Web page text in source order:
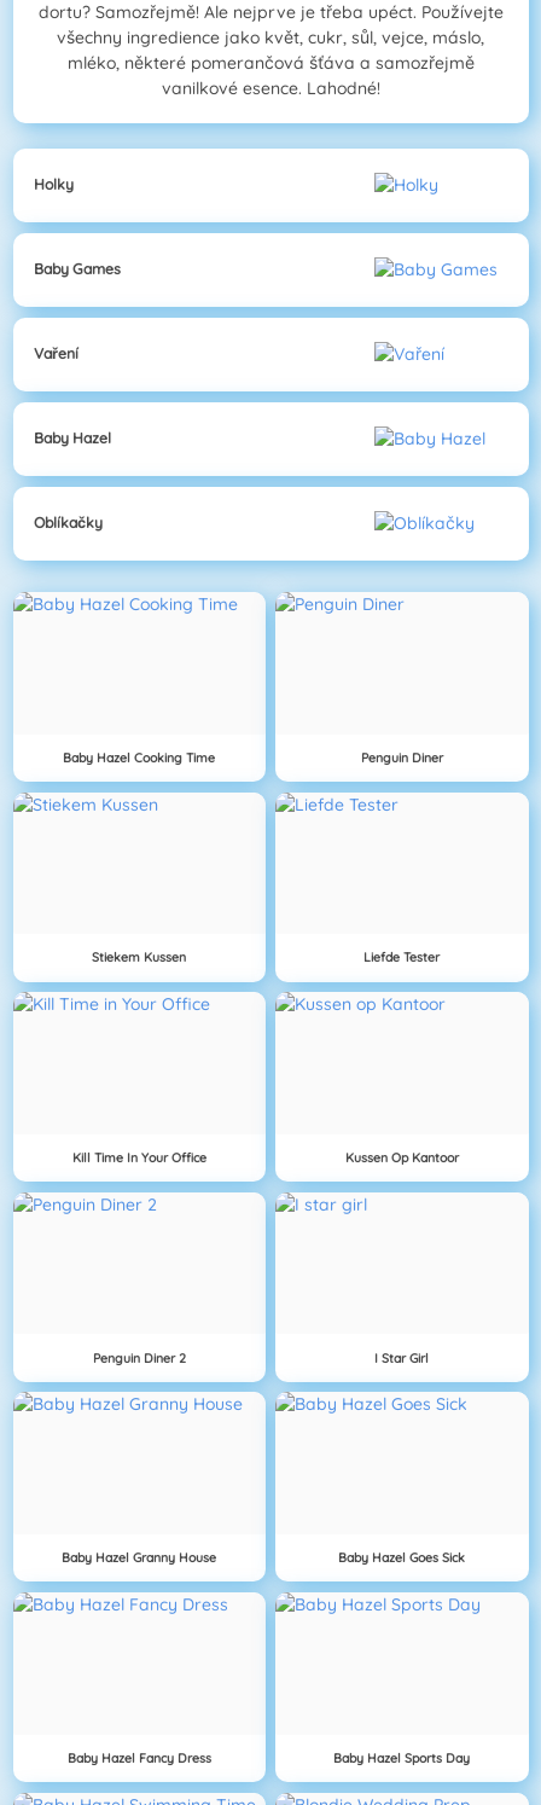
dortu? Samozřejmě! Ale nejprve je třeba upéct. Používejte
všechny ingredience jako květ, cukr, sůl, vejce, máslo,
mléko, některé pomerančová šťáva a samozřejmě
vanilkové esence. Lahodné!
Holky
Baby Games
Vaření
Baby Hazel
Oblíkačky
Baby Hazel Cooking Time Penguin Diner
Stiekem Kussen Liefde Tester
Kill Time In Your Office Kussen Op Kantoor
Penguin Diner 2 I Star Girl
Baby Hazel Granny House Baby Hazel Goes Sick
Baby Hazel Fancy Dress Baby Hazel Sports Day